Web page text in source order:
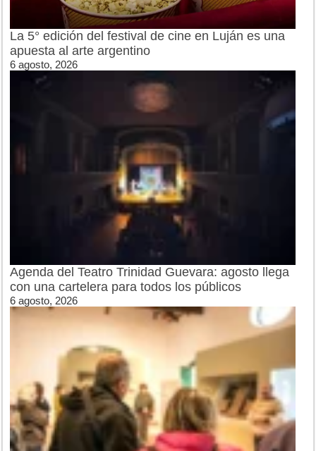
La 5° edición del festival de cine en Luján es una
apuesta al arte argentino
6 agosto, 2026
Agenda del Teatro Trinidad Guevara: agosto llega
con una cartelera para todos los públicos
6 agosto, 2026